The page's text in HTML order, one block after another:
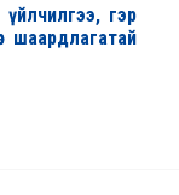
гэр
шаардлагатай